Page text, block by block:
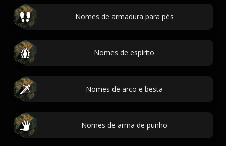
Nomes de armadura para pés
Nomes de espírito
Nomes de arco e besta
Nomes de arma de punho